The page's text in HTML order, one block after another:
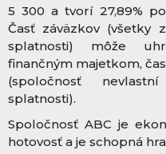
5 300 a tvorí 27,89%
Časť záväzkov (všetky
splatnosti) môže
finančným majetkom,
(spoločnosť
splatnosti).
Spoločnosť ABC je
hotovosť a je schopná